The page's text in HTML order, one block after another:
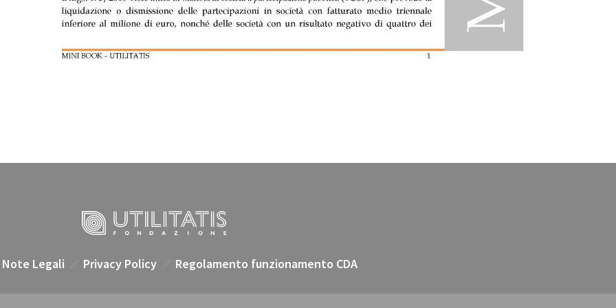
Note Legali Privacy Policy Regolamento funzionamento CDA